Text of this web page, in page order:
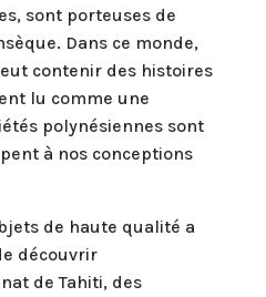
sont porteuses de
Dans ce monde,
contenir des histoires
lu comme une
polynésiennes sont
à nos conceptions
de haute qualité a
découvrir
de Tahiti, des